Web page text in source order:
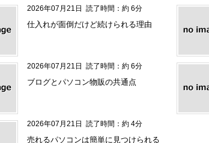
2026年07月21日 読了時間：約 6分
仕入れが面倒だけど続けられる理由
2026年07月21日 読了時間：約 6分
ブログとパソコン物販の共通点
2026年07月21日 読了時間：約 4分
売れるパソコンは簡単に見つけられる